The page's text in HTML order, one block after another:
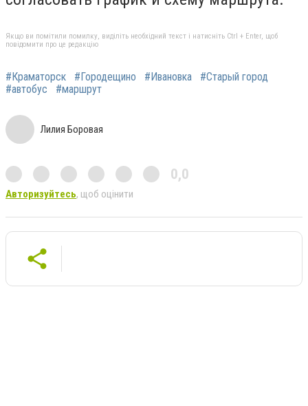
Якщо ви помітили помилку, виділіть необхідний текст і натисніть Ctrl + Enter, щоб
повідомити про це редакцію
#Краматорск #Городещино #Ивановка
#Старый город
#автобус
#маршрут
Лилия Боровая
0,0
Авторизуйтесь, щоб оцінити